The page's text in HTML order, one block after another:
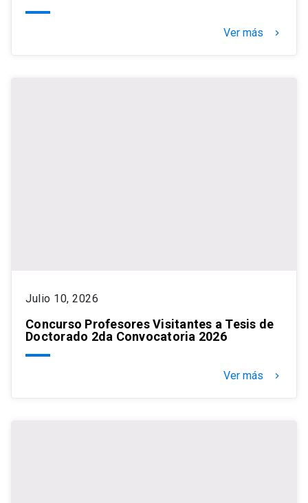
Ver más keyboard_arrow_right
Julio 10, 2026
Concurso Profesores Visitantes a Tesis de
Doctorado 2da Convocatoria 2026
Ver más keyboard_arrow_right